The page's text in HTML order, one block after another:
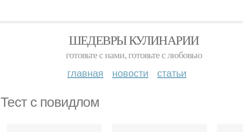
ШЕДЕВРЫ КУЛИНАРИИ
готовьте с нами, готовьте с любовью
главная новости статьи
Тест с повидлом